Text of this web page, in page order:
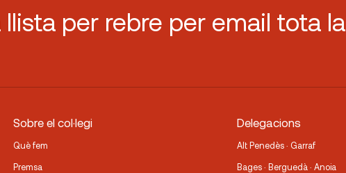
per rebre per email tota la
Sobre el col·legi
Què fem
Premsa
Delegacions
Alt Penedès · Garraf
Bages · Berguedà · Anoia